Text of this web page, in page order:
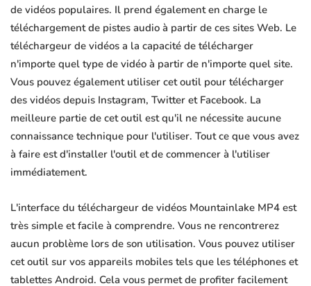
de vidéos populaires. Il prend également en charge le
téléchargement de pistes audio à partir de ces sites Web. Le
téléchargeur de vidéos a la capacité de télécharger
n'importe quel type de vidéo à partir de n'importe quel site.
Vous pouvez également utiliser cet outil pour télécharger
des vidéos depuis Instagram, Twitter et Facebook. La
meilleure partie de cet outil est qu'il ne nécessite aucune
connaissance technique pour l'utiliser. Tout ce que vous avez
à faire est d'installer l'outil et de commencer à l'utiliser
immédiatement.
L'interface du téléchargeur de vidéos Mountainlake MP4 est
très simple et facile à comprendre. Vous ne rencontrerez
aucun problème lors de son utilisation. Vous pouvez utiliser
cet outil sur vos appareils mobiles tels que les téléphones et
tablettes Android. Cela vous permet de profiter facilement